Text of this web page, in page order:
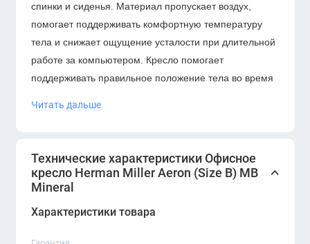
спинки и сиденья. Материал пропускает воздух,
помогает поддерживать комфортную температуру
тела и снижает ощущение усталости при длительной
работе за компьютером. Кресло помогает
поддерживать правильное положение тела во время
комфортную посадку на протяжении всего рабочего
масштабного оснащения корпоративных рабочих
мест.
Читать дальше
Технические характеристики Офисное
кресло Herman Miller Aeron (Size B) MB
Mineral
Характеристики товара